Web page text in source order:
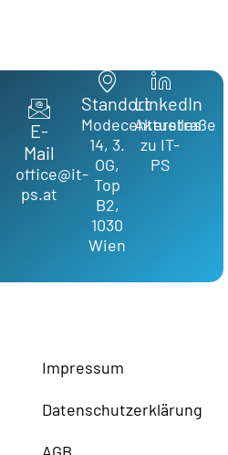
E-
Mail
office@it-
ps.at
Standort
Modecenterstraße
14, 3.
OG,
Top
B2,
1030
Wien
LinkedIn
Aktuelles
zu IT-
PS
Impressum
Datenschutzerklärung